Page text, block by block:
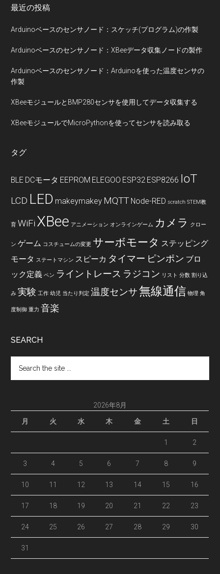
Footer
最近の投稿
Arduinoベースのセンサノード：スケッチ(プログラム)の作製
Arduinoベースのセンサノード：XBeeデータ収集ノードの製作
Arduinoベースのセンサノード：Arduinoを使った温度センサの
作製
XBeeモジュールとBMP280センサを使用してデータ収集する
XBeeモジュールでMicroPythonを使ってセンサを読み取る
タグ
BLE DCモータ EEPROM ELEGOO ESP32 ESP8266 IoT
LCD LED makeymakey MQTT Node-RED scratch STEM教
育 WiFi XBee アニメーション オンラインゲーム カメラ クロー
ン ゲーム コスチュームの変更 サーボモータ ステッピング
モータ ステートマシン スピーカ タイマー ピンポン ブロ
ック定義 ペン ライントレース ラジコン リスト 分数 割り込
み 実験 工作 幼児 当たり判定 温度センサ無線通信 物理 角
度制御 重力 音楽
SEARCH
the
2026年8月
月 火 水 木 金 土 日
1 2
3 4 5 6 7 8 9
10 11 12 13 14 15 16
17 18 19 20 21 22 23
24 25 26 27 28 29 30
31